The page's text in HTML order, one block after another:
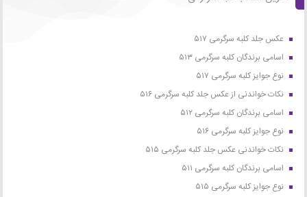
عکس جلد کلبه سرگرمی ۵۱۷
اسامی برندگان کلبه سرگرمی ۵۱۳
نوع جوایز کلبه سرگرمی ۵۱۷
نکات خواندنی از عکس جلد کلبه سرگرمی ۵۱۶
اسامی برندگان کلبه سرگرمی ۵۱۲
نوع جوایز کلبه سرگرمی ۵۱۶
نکات خواندنی عکس جلد کلبه سرگرمی ۵۱۵
اسامی برندگان کلبه سرگرمی ۵۱۱
نوع جوایز کلبه سرگرمی ۵۱۵